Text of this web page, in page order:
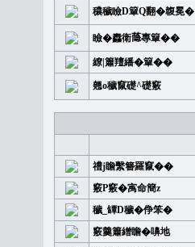
穠穢瞼D簞Q翻�䪖冕�
瞼�䆐衛𦻕專簞��
繚|簫羶繙�簞��
翹o穢竄礎^礎竅
禮j瞻繫簪羅竄��
竅P竅�㝢命簡z
穢_罈D穢�鿇笨�
竅羹簫繒瞻�嚊地